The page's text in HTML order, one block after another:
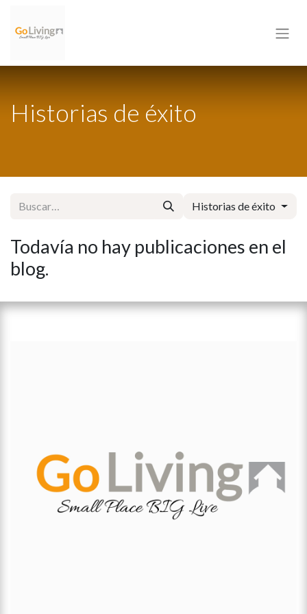
Historias de éxito
Historias de éxito
Todavía no hay publicaciones en el
blog.